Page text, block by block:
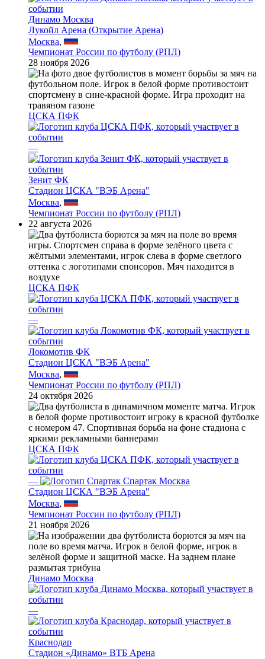
Динамо Москва
Лукойл Арена (Открытие Арена)
Москва,
Чемпионат России по футболу (РПЛ)
28 ноября 2026
ЦСКА ПФК
—
Зенит ФК
Стадион ЦСКА "ВЭБ Арена"
Москва,
Чемпионат России по футболу (РПЛ)
22 августа 2026
ЦСКА ПФК
—
Локомотив ФК
Стадион ЦСКА "ВЭБ Арена"
Москва,
Чемпионат России по футболу (РПЛ)
24 октября 2026
ЦСКА ПФК
—
Спартак Москва
Стадион ЦСКА "ВЭБ Арена"
Москва,
Чемпионат России по футболу (РПЛ)
21 ноября 2026
Динамо Москва
—
Краснодар
Стадион «Динамо» ВТБ Арена